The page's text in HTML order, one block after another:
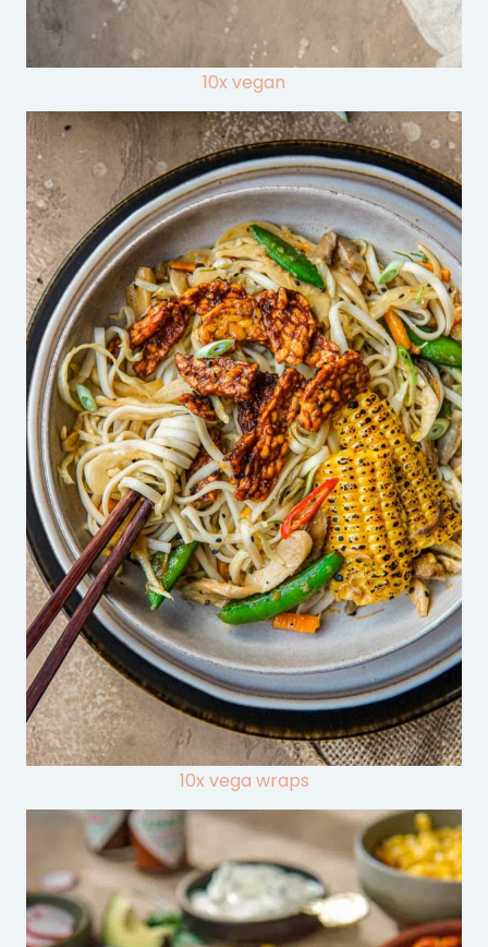
10x vegan
10x vega wraps